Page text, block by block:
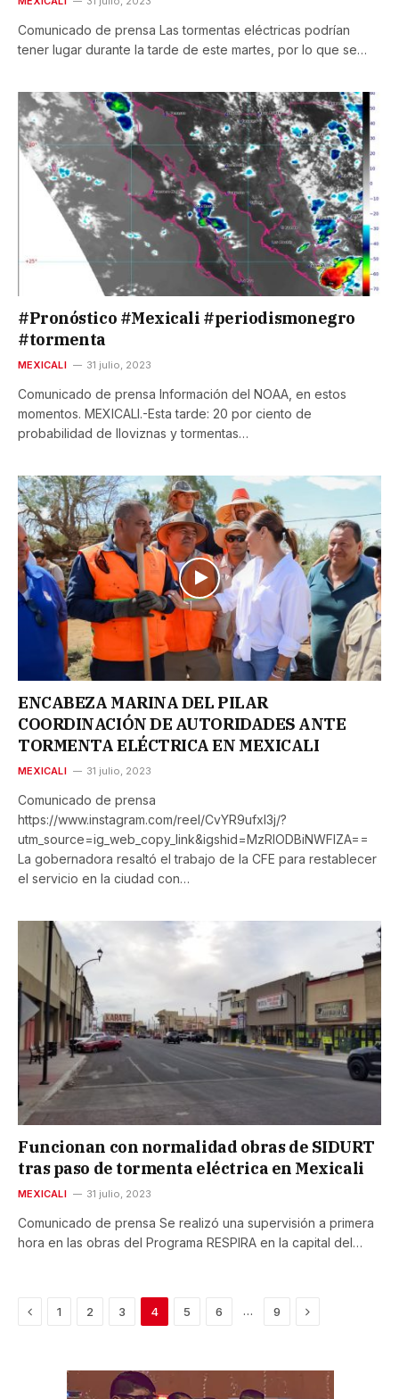
Comunicado de prensa Las tormentas eléctricas podrían
tener lugar durante la tarde de este martes, por lo que se…
#Pronóstico #Mexicali #periodismonegro
#tormenta
MEXICALI 31 julio, 2023
Comunicado de prensa Información del NOAA, en estos
momentos. MEXICALI.-Esta tarde: 20 por ciento de
probabilidad de lloviznas y tormentas…
ENCABEZA MARINA DEL PILAR
COORDINACIÓN DE AUTORIDADES ANTE
TORMENTA ELÉCTRICA EN MEXICALI
MEXICALI 31 julio, 2023
Comunicado de prensa
https://www.instagram.com/reel/CvYR9ufxI3j/?
utm_source=ig_web_copy_link&igshid=MzRlODBiNWFlZA==
La gobernadora resaltó el trabajo de la CFE para restablecer
el servicio en la ciudad con…
Funcionan con normalidad obras de SIDURT
tras paso de tormenta eléctrica en Mexicali
MEXICALI 31 julio, 2023
Comunicado de prensa Se realizó una supervisión a primera
hora en las obras del Programa RESPIRA en la capital del…
Previous
1 2 3 4 5 6 … 9 Next